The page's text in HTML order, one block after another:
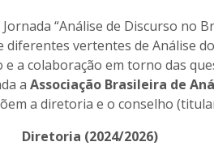
“Análise de Discurso no
vertentes de Análise
a colaboração em torno das
aAssociação Brasileira de
a diretoria e o conselho
Diretoria (2024/2026)